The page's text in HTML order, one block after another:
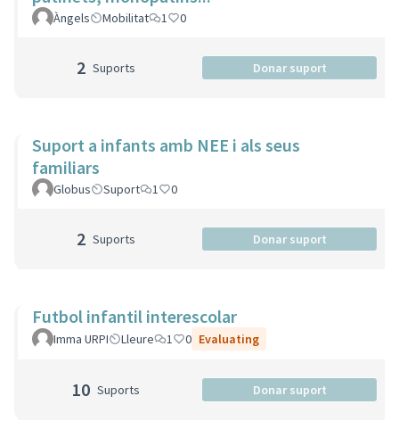
Àngels Mobilitat 1 0
2 Suports Donar suport
Suport a infants amb NEE i als seus
familiars
Globus Suport 1 0
2 Suports Donar suport
Futbol infantil interescolar
Imma URPI Lleure 1 0 Evaluating
10 Suports Donar suport